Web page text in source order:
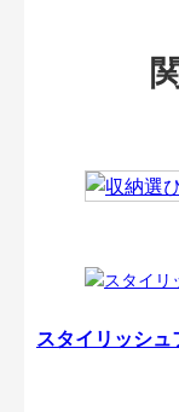
スタイリッシ